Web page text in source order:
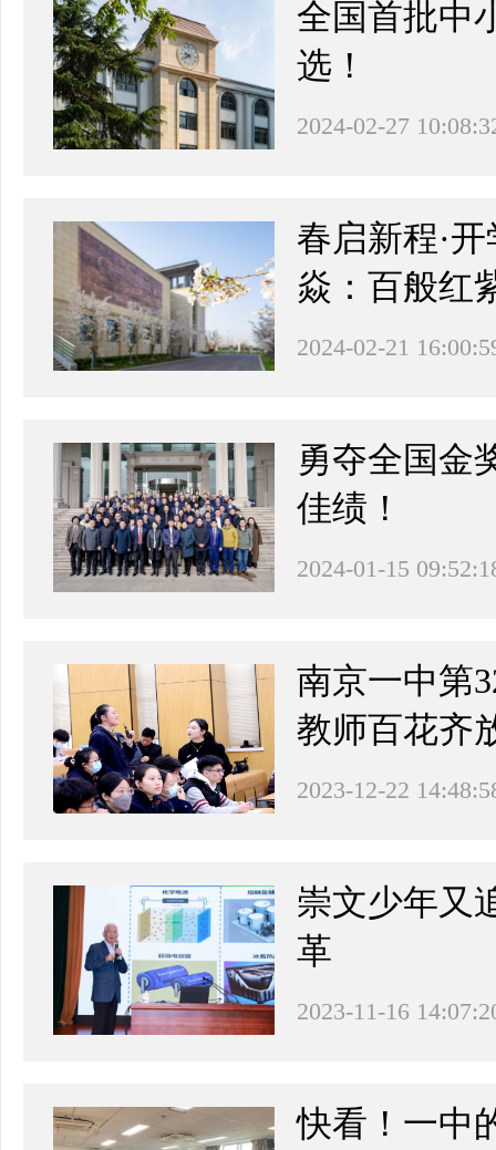
全国首批中
选！
2024-02-27
春启新程·
焱：百般红
2024-02-21
勇夺全国金
佳绩！
2024-01-15
南京一中第
教师百花齐
2023-12-22
崇文少年又
革
2023-11-16
快看！一中